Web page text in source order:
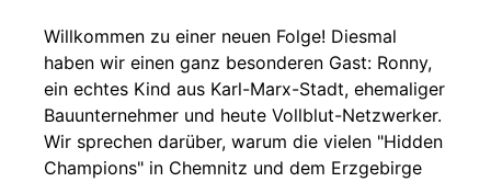
Willkommen zu einer neuen Folge! Diesmal
haben wir einen ganz besonderen Gast: Ronny,
ein echtes Kind aus Karl-Marx-Stadt, ehemaliger
Bauunternehmer und heute Vollblut-Netzwerker.
Wir sprechen darüber, warum die vielen "Hidden
Champions" in Chemnitz und dem Erzgebirge